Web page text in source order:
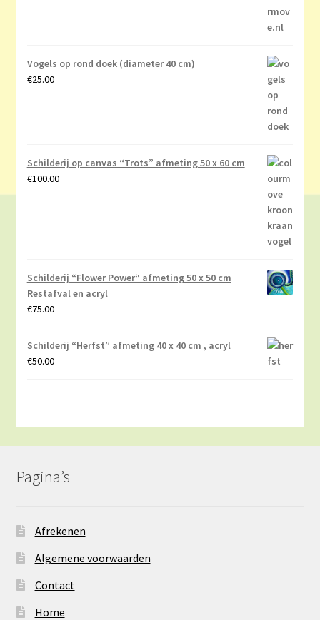
Vogels op rond doek (diameter 40 cm)
€25.00
Schilderij op canvas “Trots” afmeting 50 x 60 cm
€100.00
Schilderij “Flower Power“ afmeting 50 x 50 cm
Restafval en acryl
€75.00
Schilderij “Herfst” afmeting 40 x 40 cm , acryl
€50.00
Pagina’s
Afrekenen
Algemene voorwaarden
Contact
Home